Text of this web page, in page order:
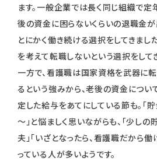
ます。一般企業では長く同じ組織で定
後の資金に困らないくらいの退職金が
とにかく働き続ける選択をしてきまし
を考えて転職しないという選択をして
一方で、看護職は国家資格を武器に
るという強みから、老後の資金につい
定した給与をあてにしている節も。「
～」と悩ましく思いながらも、「少し
夫」「いざとなったら、看護職だから
っている人が多いようです。